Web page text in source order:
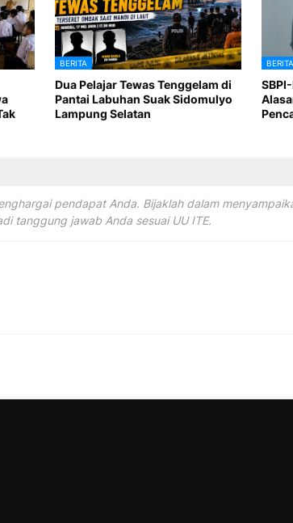
BERITA
Dua Pelajar Tewas Tenggelam di
Pantai Labuhan Suak Sidomulyo
Lampung Selatan
BERITA
pendapat Anda. Bijaklah dalam
tanggung jawab Anda sesuai UU ITE.